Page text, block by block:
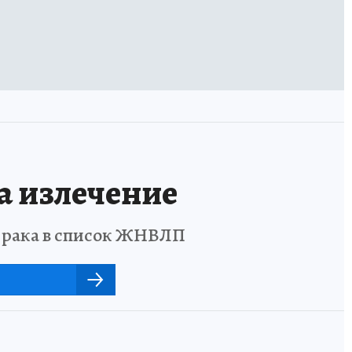
излечение
рака в список ЖНВЛП